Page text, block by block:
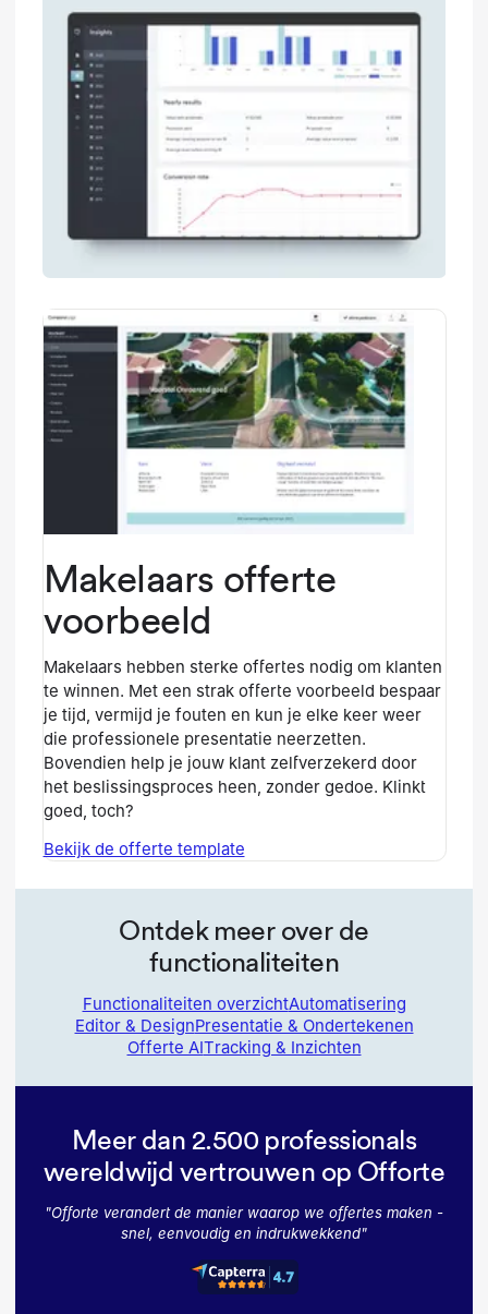
Makelaars offerte
voorbeeld
Makelaars hebben sterke offertes nodig om klanten
te winnen. Met een strak offerte voorbeeld bespaar
je tijd, vermijd je fouten en kun je elke keer weer
die professionele presentatie neerzetten.
Bovendien help je jouw klant zelfverzekerd door
het beslissingsproces heen, zonder gedoe. Klinkt
goed, toch?
Bekijk de offerte template
Ontdek meer over de
functionaliteiten
Functionaliteiten overzichtAutomatisering
Editor & DesignPresentatie & Ondertekenen
Offerte AITracking & Inzichten
Meer dan 2.500 professionals
wereldwijd vertrouwen op Offorte
"Offorte verandert de manier waarop we offertes maken -
snel, eenvoudig en indrukwekkend"